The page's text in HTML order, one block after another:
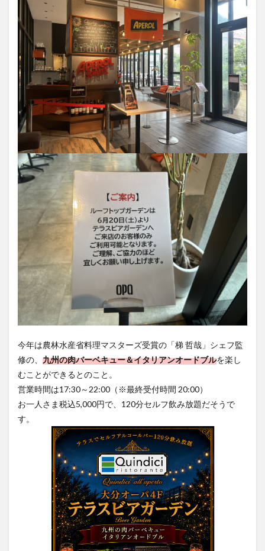
今年は農林水産省料理マスターズ受賞の「梯 哲哉」シェフ監
修の、 九州の肉バーベキュー＆イタリアンオードブルを楽し
むことができるとのこと。
営業時間は17:30～22:00（※最終受付時間 20:00）
お一人さま税込5,000円で、120分セルフ飲み放題だそうで
す。
別府市
別府観光 古国府 古墳
古物
台湾料理 和定食 和菓子
国東市
地獄めぐり 城島高原パーク
夏祭り
外貨両替機
大分みなと祭り
大分グルメ
大分スイーツ
大分ランチ
大分三好ヴァイセアドラー
大分市
大分市美術館
大分県
大分県立美術館 大分空港
大分駅
大分駅近く
大神ファーム
大谷翔平選手
姫島村
子ども教室 子ども服
子育て
宇佐市
平和市民公園能楽堂
庄内町カフェ
府内 投票 挾間町
新幹線
新店
日出 日出町 日田市
昆虫食
期間限定
杵築市
海開き 温泉 湧水
湯布院
滝
漢方 炭火焼き 焼き菓子
犬
玖珠郡
由布院 甲子園
祝祭の広場 神社 祭り
竹田 竹田市ディナー
紅葉
花 花火 茶碗蒸し 蕎麦
衆議院選挙
複合公共施設
話題
豊後大野 豊後大野市
豊後高田市
買い物
車 農業文化公園
道の駅
鉄道ジオラマ
閉店 閉院 開店
開店閉店
開店閉店まとめ
韓国
韓国料理
飛行機 飲み物 高崎山 鰻
検索